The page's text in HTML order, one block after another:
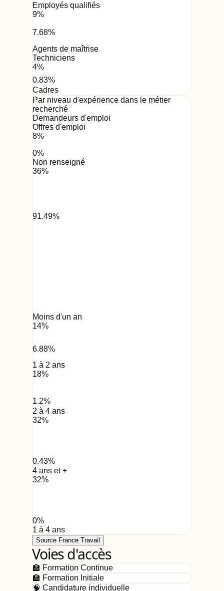
Employés qualifiés
9%
7.68%
Agents de maîtrise
Techniciens
4%
0.83%
Cadres
Par niveau d'expérience dans le métier
recherché
Demandeurs d'emploi
Offres d'emploi
8%
0%
Non renseigné
36%
91.49%
Moins d'un an
14%
6.88%
1 à 2 ans
18%
1.2%
2 à 4 ans
32%
0.43%
4 ans et +
32%
0%
1 à 4 ans
Source France Travail
Voies d'accès
🏫 Formation Continue
🏫 Formation Initiale
🧠 Candidature individuelle